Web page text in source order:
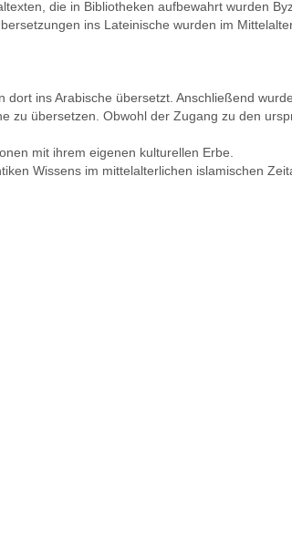
die in Bibliotheken aufbewahrt wurden
ins Lateinische wurden im
ins Arabische übersetzt. Anschließend
übersetzen. Obwohl der Zugang zu den
mit ihrem eigenen kulturellen Erbe.
Wissens im mittelalterlichen islamischen